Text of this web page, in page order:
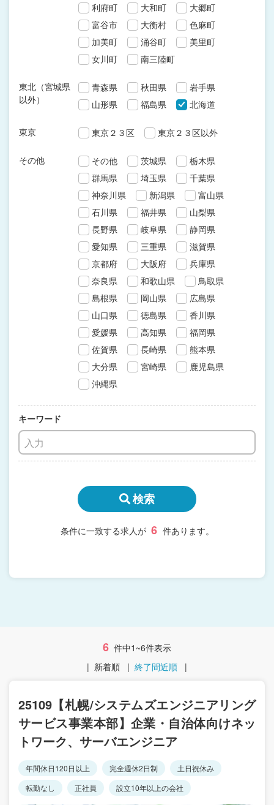
利府町 大和町
大郷町
富谷市
大衡村
色麻町
加美町
涌谷町
美里町
女川町
南三陸町
東北（宮城県
以外）
青森県 秋田県
岩手県
山形県
福島県 北海道
東京 東京２３区 東京２３区以外
その他 その他 茨城県
栃木県
群馬県
埼玉県
千葉県
神奈川県
新潟県
富山県
石川県
福井県
山梨県
長野県
岐阜県
静岡県
愛知県
三重県
滋賀県
京都府
大阪府
兵庫県
奈良県
和歌山県
鳥取県
島根県
岡山県
広島県
山口県
徳島県
香川県
愛媛県
高知県
福岡県
佐賀県
長崎県
熊本県
大分県
宮崎県
鹿児島県
沖縄県
キーワード
検索
条件に一致する求人が 6 件あります。
6 件中1~6件表示
| 新着順 | 終了間近順 |
25109【札幌/システムズエンジニアリング
サービス事業本部】企業・自治体向けネッ
トワーク、サーバエンジニア
年間休日120日以上 完全週休2日制
土日祝休み
転勤なし
正社員 設立10年以上の会社